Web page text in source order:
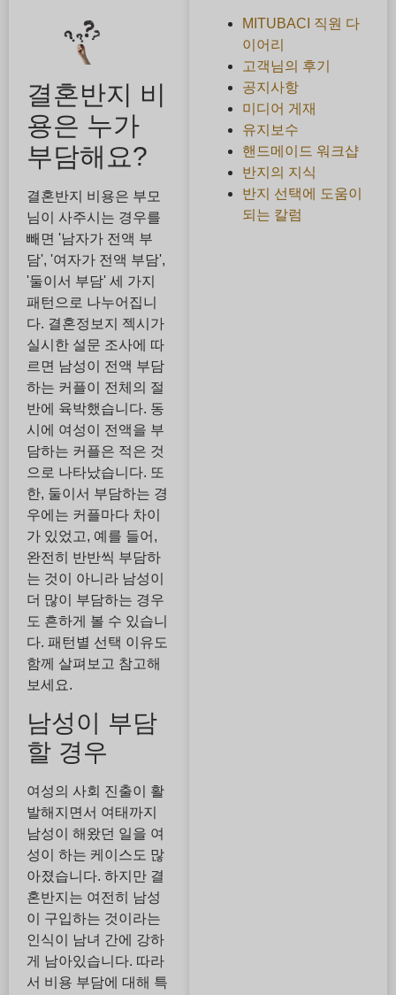
결혼반지 비
용은 누가
부담해요?
결혼반지 비용은 부모
님이 사주시는 경우를
빼면 '남자가 전액 부
담', '여자가 전액 부담',
'둘이서 부담' 세 가지
패턴으로 나누어집니
다. 결혼정보지 젝시가
실시한 설문 조사에 따
르면 남성이 전액 부담
하는 커플이 전체의 절
반에 육박했습니다. 동
시에 여성이 전액을 부
담하는 커플은 적은 것
으로 나타났습니다. 또
한, 둘이서 부담하는 경
우에는 커플마다 차이
가 있었고, 예를 들어,
완전히 반반씩 부담하
는 것이 아니라 남성이
더 많이 부담하는 경우
도 흔하게 볼 수 있습니
다. 패턴별 선택 이유도
함께 살펴보고 참고해
보세요.
남성이 부담
할 경우
여성의 사회 진출이 활
발해지면서 여태까지
남성이 해왔던 일을 여
성이 하는 케이스도 많
아졌습니다. 하지만 결
혼반지는 여전히 남성
이 구입하는 것이라는
인식이 남녀 간에 강하
게 남아있습니다. 따라
서 비용 부담에 대해 특
MITUBACI 직원 다
이어리
고객님의 후기
공지사항
미디어 게재
유지보수
핸드메이드 워크샵
반지의 지식
반지 선택에 도움이
되는 칼럼